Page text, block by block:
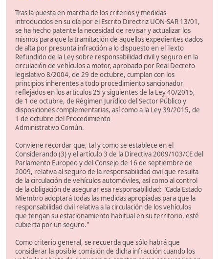
Tras la puesta en marcha de los criterios y medidas
introducidos en su día por el Escrito Directriz UON-SAR 13/01,
se ha hecho patente la necesidad de revisar y actualizar los
mismos para que la tramitación de aquellos expedientes dados
de alta por presunta infracción a lo dispuesto en el Texto
Refundido de la Ley sobre responsabilidad civil y seguro en la
circulación de vehículos a motor, aprobado por Real Decreto
legislativo 8/2004, de 29 de octubre, cumplan con los
principios inherentes a todo procedimiento sancionador
reflejados en los artículos 25 y siguientes de la Ley 40/2015,
de 1 de octubre, de Régimen Jurídico del Sector Público y
disposiciones complementarias, así como a la Ley 39/2015, de
1 de octubre del Procedimiento
Administrativo Común.
Conviene recordar que, tal y como se establece en el
Considerando (3) y el artículo 3 de la Directiva 2009/103/CE del
Parlamento Europeo y del Consejo de 16 de septiembre de
2009, relativa al seguro de la responsabilidad civil que resulta
de la circulación de vehículos automóviles, así como al control
de la obligación de asegurar esa responsabilidad: "Cada Estado
Miembro adoptará todas las medidas apropiadas para que la
responsabilidad civil relativa a la circulación de los vehículos
que tengan su estacionamiento habitual en su territorio, esté
cubierta por un seguro."
Como criterio general, se recuerda que sólo habrá que
considerar la posible comisión de dicha infracción cuando los